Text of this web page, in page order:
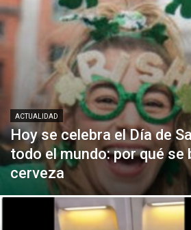
ACTUALIDAD
Hoy se celebra el Día de
todo el mundo: por qué se
cerveza